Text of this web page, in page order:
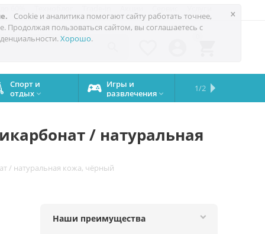
×
Cookie и аналитика помогают сайту работать точнее,
Продолжая пользоваться сайтом, вы соглашаетесь с
Хорошо.
Спорт и
отдых 
Игры и
развлечения 
Сервисный
центр
Сравните
iPhone
Подарки
на все
случаи
Запчасти
Бренды
1/2
/ натуральная
/ натуральная кожа, чёрный
Наши преимущества